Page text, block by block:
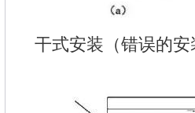
干式安装（错误的安